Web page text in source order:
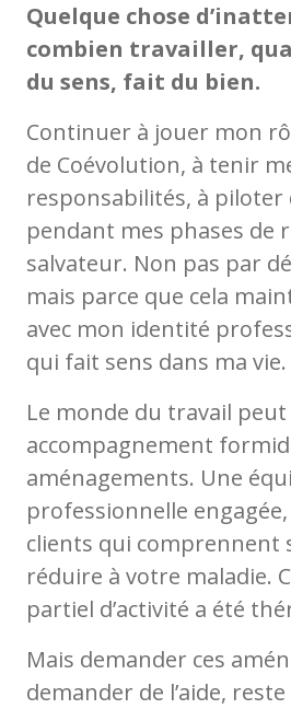
Quelque chose
combien travailler,
du sens, fait du bien.
Continuer à jouer mon
de Coévolution, à tenir
responsabilités, à piloter
pendant mes phases de
salvateur. Non pas par
mais parce que cela
avec mon identité
qui fait sens dans ma vie.
Le monde du travail
accompagnement
aménagements. Une
professionnelle
clients qui comprennent
réduire à votre maladie.
partiel d’activité a été
Mais demander ces
demander de l’aide,